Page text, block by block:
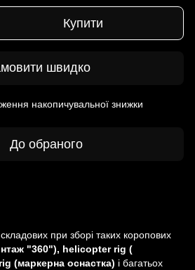
Купити
швидко
накопичувальної знижки
До обраного
при зборі таких коропових
"360"), helicopter rig (
(маркерна оснастка) і багатьох